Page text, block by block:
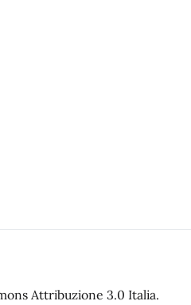
Attribuzione 3.0 Italia.